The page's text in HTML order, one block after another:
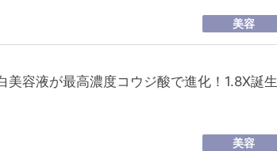
美容
美容液が最高濃度コウジ酸で進化！1.8X誕生
美容